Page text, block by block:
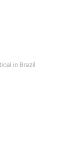
in Brazil